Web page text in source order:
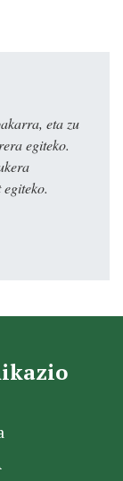
eta zu
egiteko.